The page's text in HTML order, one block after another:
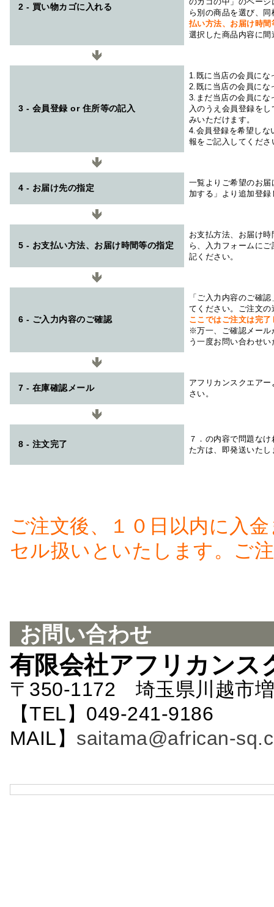
2 - 買い物カゴに入れる
ら別の商品を選び、
払い方法、お届け時
選択した商品内容に
3 - 会員登録 or 住所等の記入
1.既に当店の会員にな
2.既に当店の会員にな
3.まだ当店の会員にな
入のうえ会員登録を
みいただけます。
4.会員登録を希望しな
報をご記入してくださ
4 - お届け先の指定
一覧よりご希望のお
加する」より追加登
5 - お支払い方法、お届け時間等の指定
お支払方法、お届け
ら、入力フォームに
記ください。
6 - ご入力内容のご確認
「ご入力内容のご確
てください。ご注文
ここではご注文は完
※万一、ご確認メール
う一度お問い合わせ
7 - 在庫確認メール
アフリカンスクエアー
さい。
8 - 注文完了
７．の内容で問題な
た方は、即発送いたし
ご注文後、１０日以内に入
セル扱いといたします。ご
お問い合わせ
有限会社アフリカンス
〒350-1172 埼玉県川越市
【TEL】049-241-
MAIL】 saitama@african-